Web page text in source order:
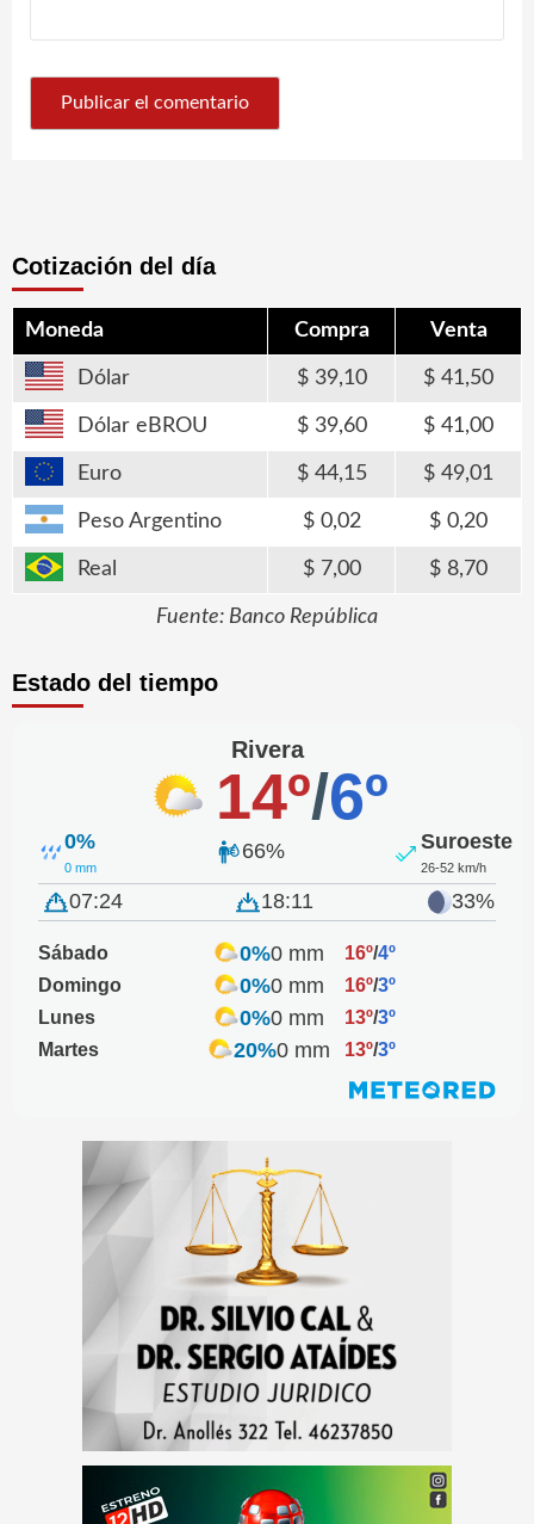
Cotización del día
Moneda Compra Venta
Dólar 39,10 41,50
Dólar eBROU 39,60 41,00
Euro 44,15 49,01
Peso Argentino 0,02 0,20
Real 7,00 8,70
Fuente: Banco República
Estado del tiempo
Rivera
14º/6º
0%
0 mm
66% Suroeste
26-52 km/h
07:24 18:11 33%
Sábado 0%0 mm 16º/4º
Domingo
0%0 mm 16º/3º
Lunes
0%0 mm 13º/3º
Martes
20%0 mm 13º/3º